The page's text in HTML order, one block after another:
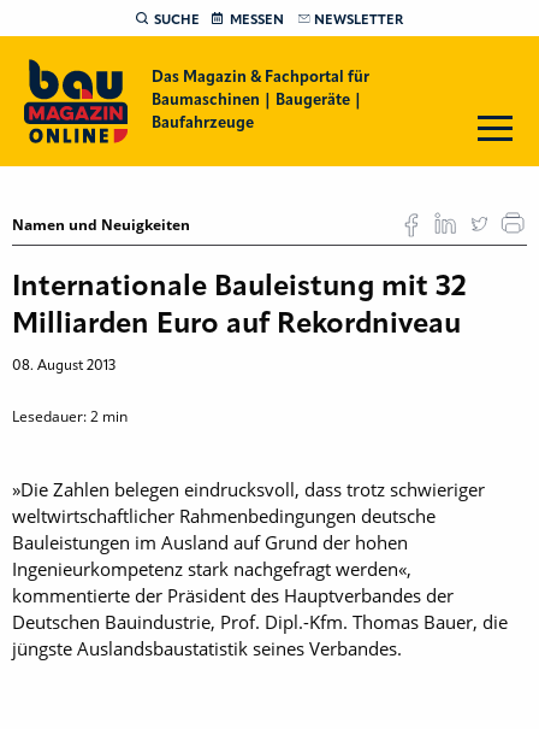
SUCHE MESSEN NEWSLETTER
Das Magazin & Fachportal für
Baumaschinen | Baugeräte |
Baufahrzeuge
Namen und Neuigkeiten
Internationale Bauleistung mit 32
Milliarden Euro auf Rekordniveau
08. August 2013
Lesedauer:2 min
»Die Zahlen belegen eindrucksvoll, dass trotz schwieriger
weltwirtschaftlicher Rahmenbedingungen deutsche
Bauleistungen im Aus­land auf Grund der hohen
Ingenieurkompe­tenz stark nachgefragt werden«,
kommentierte der Präsident des Hauptverbandes der
Deutschen Bauindustrie, Prof. Dipl.-Kfm. Thomas Bauer, die
jüngste Auslandsbaustatistik seines Verbandes.